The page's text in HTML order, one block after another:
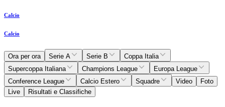
Calcio
Calcio
Ora per ora Serie A Serie B
Coppa Italia
Supercoppa Italiana
Champions League
Europa League
Conference League
Calcio Estero Squadre Video
Foto
Live
Risultati e Classifiche